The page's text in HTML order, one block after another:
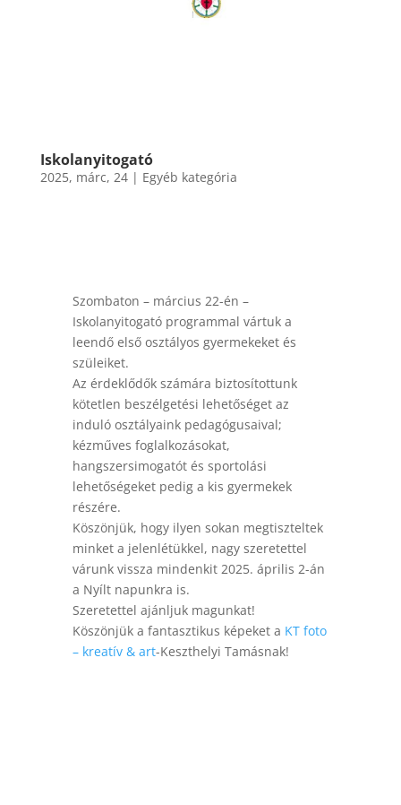
Iskolanyitogató
2025, márc, 24| Egyéb kategória
Szombaton – március 22-én –
Iskolanyitogató programmal vártuk a
leendő első osztályos gyermekeket és
szüleiket.
Az érdeklődők számára biztosítottunk
kötetlen beszélgetési lehetőséget az
induló osztályaink pedagógusaival;
kézműves foglalkozásokat,
hangszersimogatót és sportolási
lehetőségeket pedig a kis gyermekek
részére.
Köszönjük, hogy ilyen sokan megtiszteltek
minket a jelenlétükkel, nagy szeretettel
várunk vissza mindenkit 2025. április 2-án
a Nyílt napunkra is.
Szeretettel ajánljuk magunkat!
Köszönjük a fantasztikus képeket a KT foto
– kreatív & art-Keszthelyi Tamásnak!